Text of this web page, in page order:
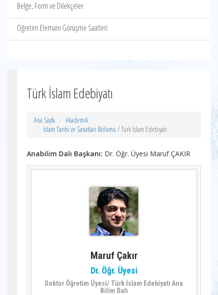
Belge, Form ve Dilekçeler
Öğretim Elemanı Görüşme Saatleri
Türk İslam Edebiyatı
Ana Sayfa
Akademik
İslam Tarihi ve Sanatları Bölümü / Türk İslam Edebiyatı
Anabilim Dalı Başkanı: Dr. Öğr. Üyesi Maruf ÇAKIR
Maruf Çakır
Dr. Öğr. Üyesi
Doktor Öğretim Üyesi/ Türk İslam Edebiyatı Ana
Bilim Dalı